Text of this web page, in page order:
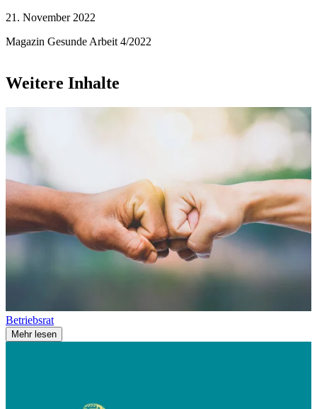
21. November 2022
Magazin Gesunde Arbeit 4/2022
Weitere Inhalte
Betriebsrat
Mehr lesen